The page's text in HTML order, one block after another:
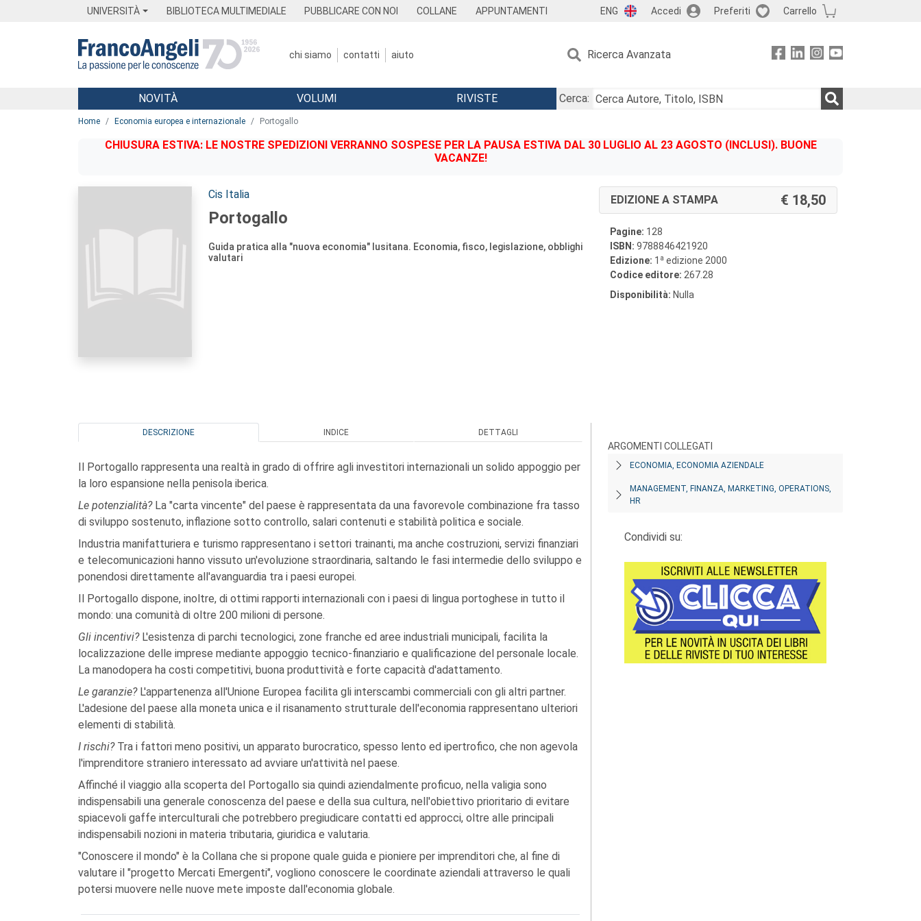
UNIVERSITÀ BIBLIOTECA MULTIMEDIALE PUBBLICARE CON NOI COLLANE APPUNTAMENTI ENG Accedi Preferiti Carrello
chi siamo contatti aiuto Ricerca Avanzata
Menu
NOVITÀ VOLUMI RIVISTE
Cerca:
Home Economia europea e internazionale Portogallo
CHIUSURA ESTIVA: LE NOSTRE SPEDIZIONI VERRANNO SOSPESE PER LA PAUSA ESTIVA DAL 30 LUGLIO AL 23 AGOSTO (INCLUSI). BUONE
VACANZE!
Autori:
Cis Italia
Portogallo
Guida pratica alla "nuova economia" lusitana. Economia, fisco, legislazione, obblighi
valutari
EDIZIONE A STAMPA 18,50
Pagine: 128
ISBN: 9788846421920
Edizione: 1 a edizione 2000
Codice editore: 267.28
Disponibilità: Nulla
DESCRIZIONE INDICE DETTAGLI
Il Portogallo rappresenta una realtà in grado di offrire agli investitori internazionali un solido appoggio per
la loro espansione nella penisola iberica.
Le potenzialità? La "carta vincente" del paese è rappresentata da una favorevole combinazione fra tasso
di sviluppo sostenuto, inflazione sotto controllo, salari contenuti e stabilità politica e sociale.
Industria manifatturiera e turismo rappresentano i settori trainanti, ma anche costruzioni, servizi finanziari
e telecomunicazioni hanno vissuto un'evoluzione straordinaria, saltando le fasi intermedie dello sviluppo e
ponendosi direttamente all'avanguardia tra i paesi europei.
Il Portogallo dispone, inoltre, di ottimi rapporti internazionali con i paesi di lingua portoghese in tutto il
mondo: una comunità di oltre 200 milioni di persone.
Gli incentivi? L'esistenza di parchi tecnologici, zone franche ed aree industriali municipali, facilita la
localizzazione delle imprese mediante appoggio tecnico-finanziario e qualificazione del personale locale.
La manodopera ha costi competitivi, buona produttività e forte capacità d'adattamento.
Le garanzie? L'appartenenza all'Unione Europea facilita gli interscambi commerciali con gli altri partner.
L'adesione del paese alla moneta unica e il risanamento strutturale dell'economia rappresentano ulteriori
elementi di stabilità.
I rischi? Tra i fattori meno positivi, un apparato burocratico, spesso lento ed ipertrofico, che non agevola
l'imprenditore straniero interessato ad avviare un'attività nel paese.
Affinché il viaggio alla scoperta del Portogallo sia quindi aziendalmente proficuo, nella valigia sono
indispensabili una generale conoscenza del paese e della sua cultura, nell'obiettivo prioritario di evitare
spiacevoli gaffe interculturali che potrebbero pregiudicare contatti ed approcci, oltre alle principali
indispensabili nozioni in materia tributaria, giuridica e valutaria.
"Conoscere il mondo" è la Collana che si propone quale guida e pioniere per imprenditori che, al fine di
valutare il "progetto Mercati Emergenti", vogliono conoscere le coordinate aziendali attraverso le quali
potersi muovere nelle nuove mete imposte dall'economia globale.
ARGOMENTI COLLEGATI
ECONOMIA, ECONOMIA AZIENDALE
MANAGEMENT, FINANZA, MARKETING, OPERATIONS,
HR
Condividi su: